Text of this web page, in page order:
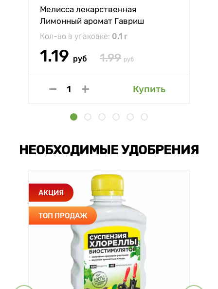
Мелисса лекарственная
Лимонный аромат Гавриш
Кол-во в упаковке: 0.1 г
1.19 руб 1.99 руб
Купить
НЕОБХОДИМЫЕ УДОБРЕНИЯ
АКЦИЯ
ТОП ПРОДАЖ